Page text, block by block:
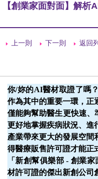
【創業家面對面】解析
上一則 下一則 返回
你/妳的AI醫材取證了嗎
作為其中的重要一環，
僅能夠幫助醫生更快速、
更好地掌握疾病狀況、
產業帶來更大的發展空
得醫療販售許可證才能正
「新創幫俱樂部 - 創業
材許可證的傑出新創公